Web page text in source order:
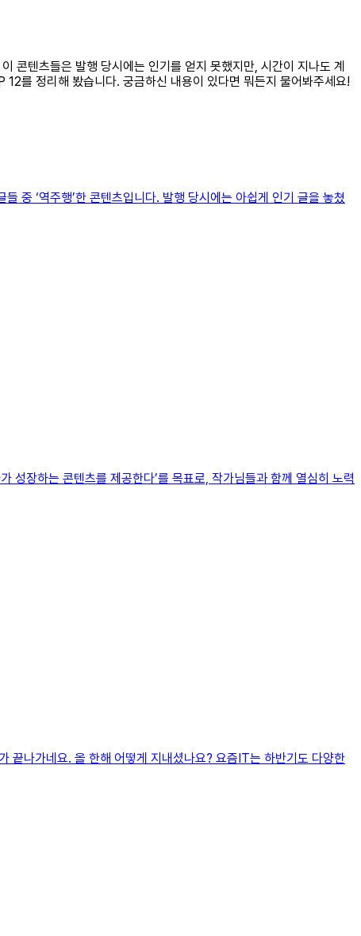
콘텐츠들은 발행 당시에는 인기를 얻지 못했지만, 시간이 지나도 계
를 정리해 봤습니다. 궁금하신 내용이 있다면 뭐든지 물어봐주세요!
중 ‘역주행’한 콘텐츠입니다. 발행 당시에는 아쉽게 인기 글을 놓쳤
장하는 콘텐츠를 제공한다’를 목표로, 작가님들과 함께 열심히 노력
나가네요. 올 한해 어떻게 지내셨나요? 요즘IT는 하반기도 다양한